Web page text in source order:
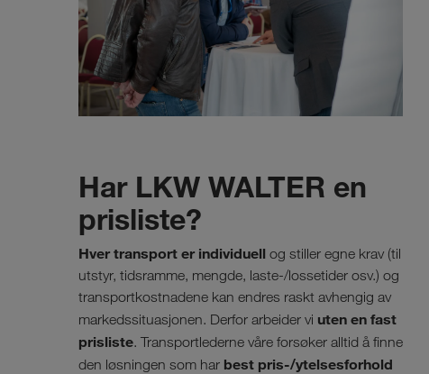
Har LKW WALTER en
prisliste?
Hver transport er individuell og stiller egne krav (til
utstyr, tidsramme, mengde, laste-/lossetider osv.) og
transportkostnadene kan endres raskt avhengig av
markedssituasjonen. Derfor arbeider vi uten en fast
prisliste. Transportlederne våre forsøker alltid å finne
den løsningen som har best pris-/ytelsesforhold